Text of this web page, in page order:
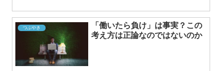
つぶやき
「働いたら負け」は事実？この
考え方は正論なのではないのか